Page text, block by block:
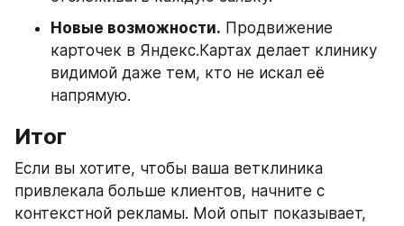
Новые возможности. Продвижение
карточек в Яндекс.Картах делает клинику
видимой даже тем, кто не искал её
напрямую.
Итог
Если вы хотите, чтобы ваша ветклиника
привлекала больше клиентов, начните с
контекстной рекламы. Мой опыт показывает,